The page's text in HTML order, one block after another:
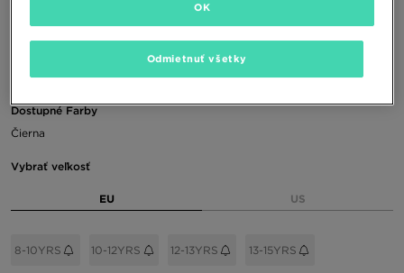
NIKE BUNDA C-BLOCK BUB BLK/GRY BOY
Dostupné Farby
Čierna
Vybrať veľkosť
EU US
8-10YRS 10-12YRS 12-13YRS 13-15YRS
Odmietnuť všetky
OK